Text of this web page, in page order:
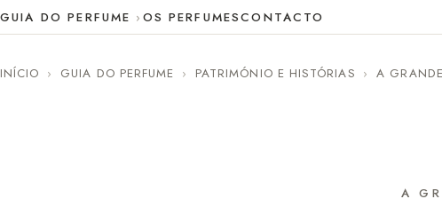
GUIA DO PERFUME OS PERFUMESCONTACTO
INÍCIO › GUIA DO PERFUME › PATRIMÓNIO E HISTÓRIAS › A
A